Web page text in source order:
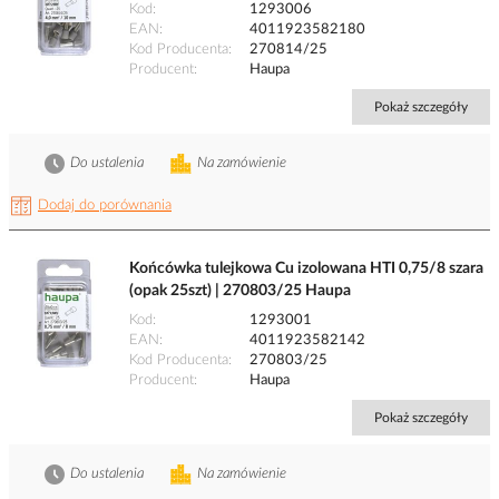
Kod
1293006
EAN
4011923582180
Kod Producenta
270814/25
Producent
Haupa
Pokaż szczegóły
Dodaj do porównania
Na zamówienie
Do ustalenia
Końcówka tulejkowa Cu izolowana HTI 0,75/8 szara
(opak 25szt) | 270803/25 Haupa
Kod
1293001
EAN
4011923582142
Kod Producenta
270803/25
Producent
Haupa
Pokaż szczegóły
Na zamówienie
Do ustalenia